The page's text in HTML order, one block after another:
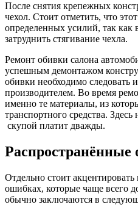
После снятия крепежных
чехол. Стоит отметить, что
определенных усилий, так
затруднить стягивание чехла.
Ремонт обивки салона
успешным демонтажом
обивки необходимо следовать
производителем. Во время
именно те материалы, из
транспортного средства.
скупой платит дважды.
Отдельно стоит
ошибках, которые чаще всего
обычно заключаются в